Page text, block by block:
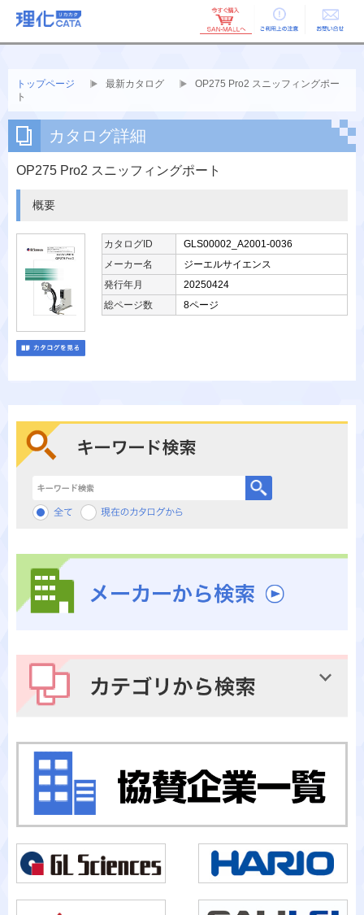
ご利用上の お問い合せ
トップページ 最新カタログ
OP275 Pro2 スニッフィングポー
ト
カタログ詳細
OP275 Pro2 スニッフィングポート
概要
カタログID
GLS00002_A2001-0036
メーカー名
ジーエルサイエンス
発行年月
20250424
総ページ数
8ページ
キーワード検索